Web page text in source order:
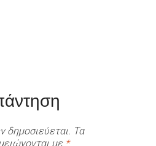
δημοσιεύεται. Τα
με *